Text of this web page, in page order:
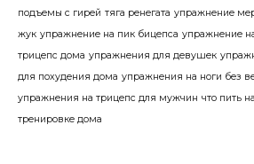
подъемы с гирей тяга ренегата упражнение
жук упражнение на пик бицепса упражнение
трицепс дома упражнения для девушек
для похудения дома упражнения на ноги без
упражнения на трицепс для мужчин что пить на
тренировке дома